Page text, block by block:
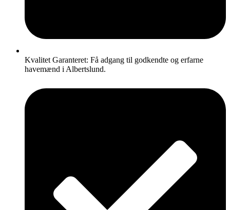
Kvalitet Garanteret: Få adgang til godkendte og erfarne
havemænd i Albertslund.